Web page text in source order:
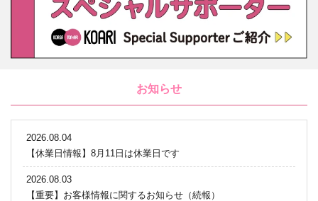
お知らせ
2026.08.04
【休業日情報】8月11日は休業日です
2026.08.03
【重要】お客様情報に関するお知らせ（続報）